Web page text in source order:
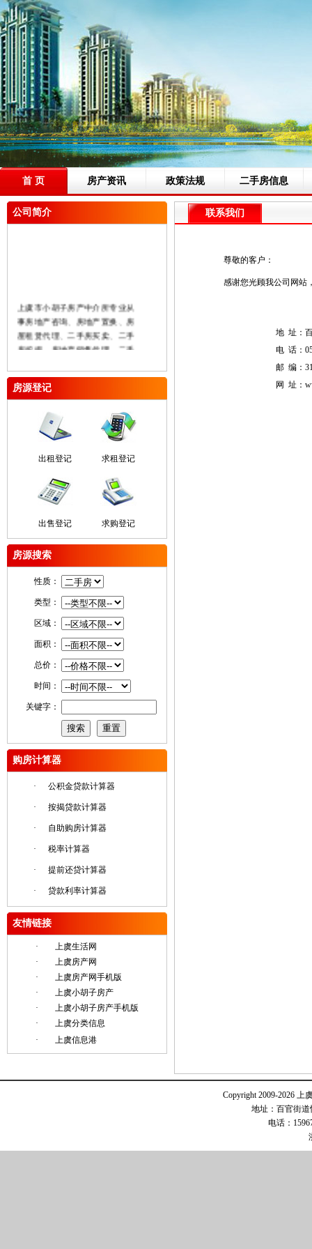
首 页 房产资讯 政策法规 二手房信息
公司简介
上虞市小胡子房产中介所专业从
事房地产咨询、房地产置换、房
屋租赁代理、二手房买卖、二手
房按揭、房地产销售代理、二手
赁、商业用房及办公房租售、房
屋权证代办等业务本着“信誉至上
服务大众”为己任坚持“以人为
本”的服务理念努力充实公司经营
实力以诚信、专业、平实的姿态
里我们将不断完善自我为广大客
房源登记
出租登记 求租登记
出售登记 求购登记
房源搜索
性质：
类型：
区域：
面积：
总价：
时间：
关键字：
购房计算器
· 公积金贷款计算器
· 按揭贷款计算器
· 自助购房计算器
· 税率计算器
· 提前还贷计算器
· 贷款利率计算器
友情链接
·
上虞生活网
·
上虞房产网
·
上虞房产网手机版
·
上虞小胡子房产
·
上虞小胡子房产手机版
·
上虞分类信息
·
上虞信息港
联系我们
尊敬的客户：
感谢您光顾我公司网站
地 址：
电 话：
邮 编：
网 址：
Copyright 2009-2026 上
地址：百官街道
电话：